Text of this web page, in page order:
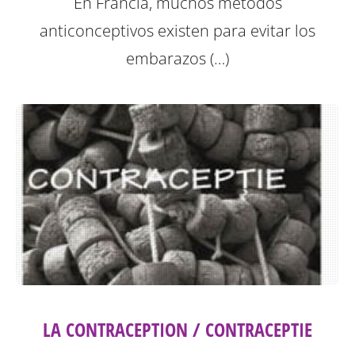
anticonceptivos existen para evitar los
embarazos (…)
LA CONTRACEPTION / CONTRACEPTIE